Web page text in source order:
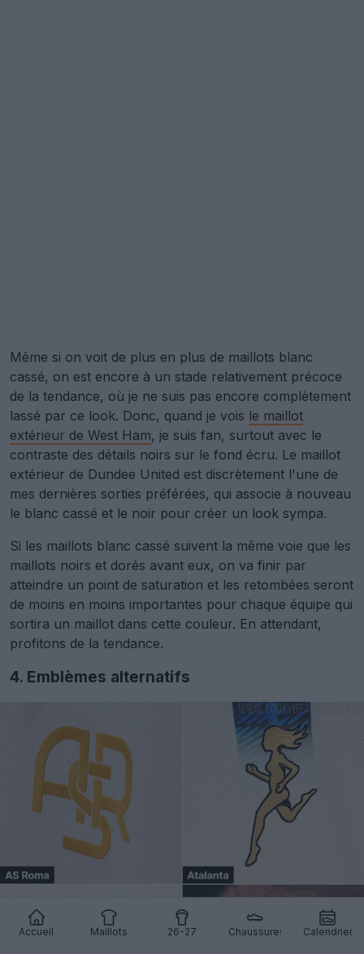
Accueil Maillots 26-27 Chaussures Calendrier
Même si on voit de plus en plus de maillots blanc
cassé, on est encore à un stade relativement précoce
de la tendance, où je ne suis pas encore complètement
lassé par ce look. Donc, quand je vois le maillot
extérieur de West Ham, je suis fan, surtout avec le
contraste des détails noirs sur le fond écru. Le maillot
extérieur de Dundee United est discrètement l'une de
mes dernières sorties préférées, qui associe à nouveau
le blanc cassé et le noir pour créer un look sympa.
Si les maillots blanc cassé suivent la même voie que les
maillots noirs et dorés avant eux, on va finir par
atteindre un point de saturation et les retombées seront
de moins en moins importantes pour chaque équipe qui
sortira un maillot dans cette couleur. En attendant,
profitons de la tendance.
4. Emblèmes alternatifs